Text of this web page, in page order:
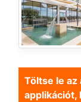
Töltse le
applikációt,